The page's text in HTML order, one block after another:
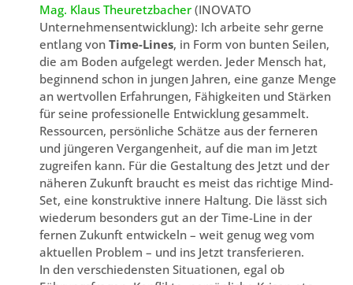
Mag. Klaus Theuretzbacher (INOVATO
Unternehmensentwicklung): Ich arbeite sehr gerne
entlang von Time-Lines, in Form von bunten Seilen,
die am Boden aufgelegt werden. Jeder Mensch hat,
beginnend schon in jungen Jahren, eine ganze Menge
an wertvollen Erfahrungen, Fähigkeiten und Stärken
für seine professionelle Entwicklung gesammelt.
Ressourcen, persönliche Schätze aus der ferneren
und jüngeren Vergangenheit, auf die man im Jetzt
zugreifen kann. Für die Gestaltung des Jetzt und der
näheren Zukunft braucht es meist das richtige Mind-
Set, eine konstruktive innere Haltung. Die lässt sich
wiederum besonders gut an der Time-Line in der
fernen Zukunft entwickeln – weit genug weg vom
aktuellen Problem – und ins Jetzt transferieren.
In den verschiedensten Situationen, egal ob